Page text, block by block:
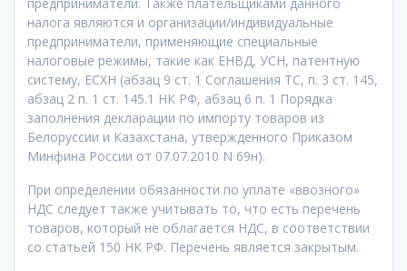
предприниматели. Также плательщиками данного
налога являются и организации/индивидуальные
предприниматели, применяющие специальные
налоговые режимы, такие как ЕНВД, УСН, патентную
систему, ЕСХН (абзац 9 ст. 1 Соглашения ТС, п. 3 ст. 145,
абзац 2 п. 1 ст. 145.1 НК РФ, абзац 6 п. 1 Порядка
заполнения декларации по импорту товаров из
Белоруссии и Казахстана, утвержденного Приказом
Минфина России от 07.07.2010 N 69н).
При определении обязанности по уплате «ввозного»
НДС следует также учитывать то, что есть перечень
товаров, который не облагается НДС, в соответствии
со статьей 150 НК РФ. Перечень является закрытым.